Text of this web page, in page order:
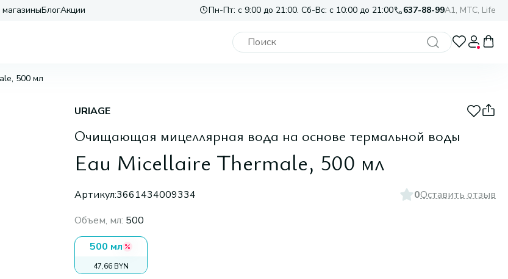
БлогАкции Пн-Пт: с 9:00 до 21:00. Сб-Вс: с 10:00 до 21:00 637-88-99A1, МТС, Life
500 мл
URIAGE
Очищающая мицеллярная вода на основе термальной воды
Eau Micellaire Thermale, 500 мл
Артикул:3661434009334 0Оставить отзыв
Объем, мл: 500
500 мл
47,66 BYN